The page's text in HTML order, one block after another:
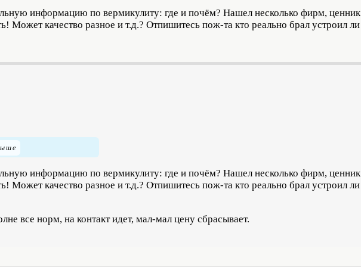
информацию по вермикулиту: где и почём? Нашел несколько фирм, ценник
Может качество разное и т.д.? Отпишитесь пож-та кто реально брал устроил ли
информацию по вермикулиту: где и почём? Нашел несколько фирм, ценник
Может качество разное и т.д.? Отпишитесь пож-та кто реально брал устроил ли
все норм, на контакт идет, мал-мал цену сбрасывает.